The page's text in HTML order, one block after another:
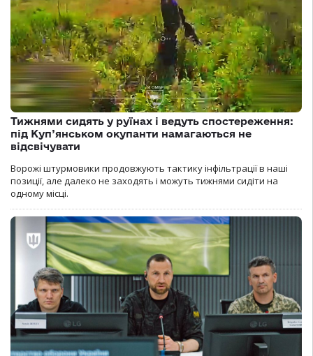
Тижнями сидять у руїнах і ведуть спостереження:
під Куп’янськом окупанти намагаються не
відсвічувати
Ворожі штурмовики продовжують тактику інфільтрації в наші
позиції, але далеко не заходять і можуть тижнями сидіти на
одному місці.